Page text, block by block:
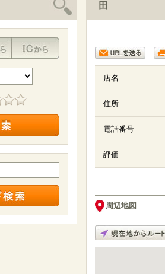
田
店名
住所
電話番号
評価
周辺地図